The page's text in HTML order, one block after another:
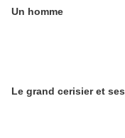
Un homme
Le grand cerisier et